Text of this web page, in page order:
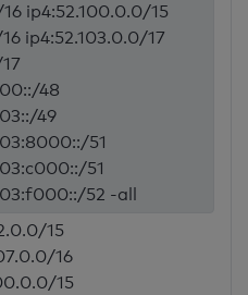
ip4:52.100.0.0/15
ip4:52.103.0.0/17
48
49
51
51
52 -all
15
16
15